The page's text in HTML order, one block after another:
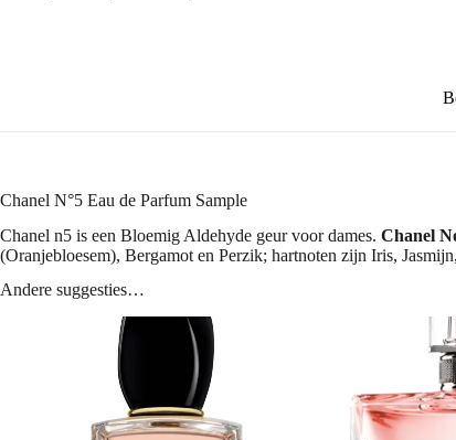
Chanel N°5 Eau de Parfum Sample
Chanel n5 is een Bloemig Aldehyde geur voor dames. Chanel
(Oranjebloesem), Bergamot en Perzik; hartnoten zijn Iris,
Andere suggesties…